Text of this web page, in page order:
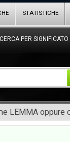
STATISTICHE
PER SIGNIFICATO
LEMMA oppure